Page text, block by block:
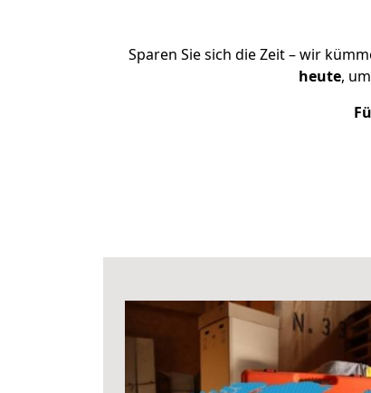
Sparen Sie sich die Zeit – wir
heute,